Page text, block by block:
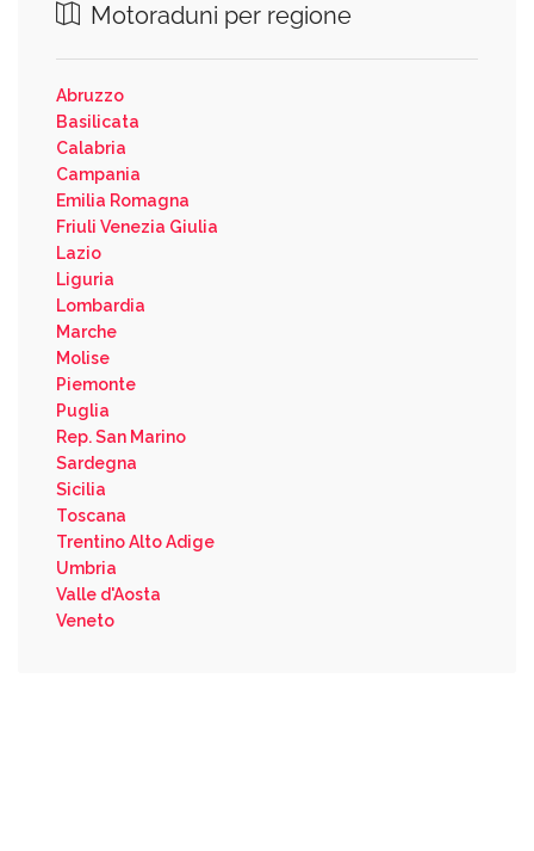
Motoraduni per regione
Abruzzo
Basilicata
Calabria
Campania
Emilia Romagna
Friuli Venezia Giulia
Lazio
Liguria
Lombardia
Marche
Molise
Piemonte
Puglia
Rep. San Marino
Sardegna
Sicilia
Toscana
Trentino Alto Adige
Umbria
Valle d'Aosta
Veneto